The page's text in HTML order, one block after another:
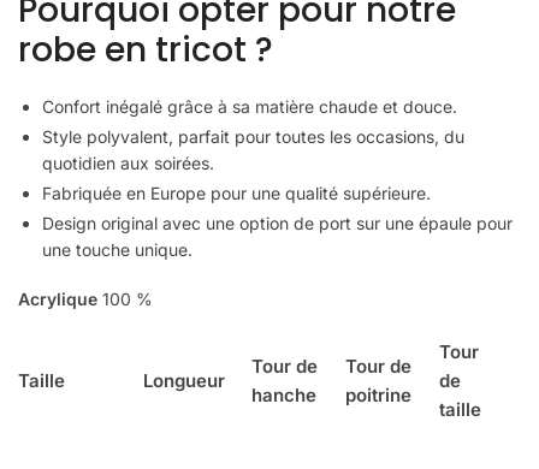
Pourquoi opter pour notre
robe en tricot ?
Confort inégalé grâce à sa matière chaude et douce.
Style polyvalent, parfait pour toutes les occasions, du
quotidien aux soirées.
Fabriquée en Europe pour une qualité supérieure.
Design original avec une option de port sur une épaule pour
une touche unique.
Acrylique 100 %
Taille Longueur
Tour de
hanche
Tour de
poitrine
Tour
de
taille